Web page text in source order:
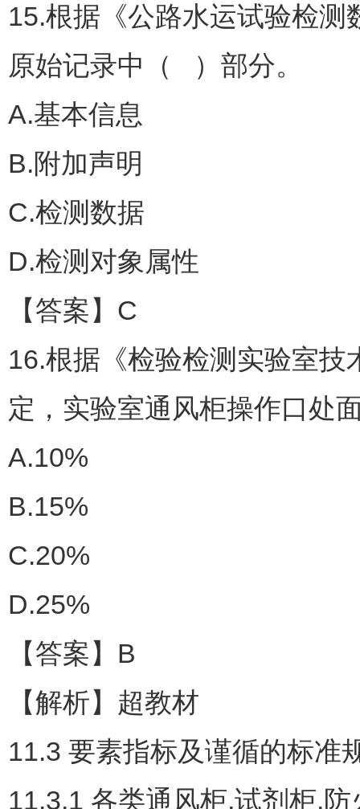
15.根据《公路水运试验检
原始记录中（ ）部分。
A.基本信息
B.附加声明
C.检测数据
D.检测对象属性
【答案】C
16.根据《检验检测实验室
定，实验室通风柜操作口处
A.10%
B.15%
C.20%
D.25%
【答案】B
【解析】超教材
11.3 要素指标及谨循的标准
11.3.1 各类通风柜,试剂柜,